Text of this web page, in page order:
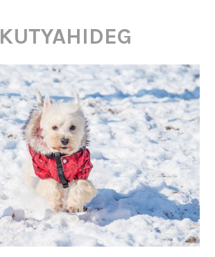
KUTYAHIDEG